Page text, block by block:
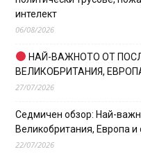
интелект
06/08/2026
НАЙ-ВАЖНОТО ОТ
ВЕЛИКОБРИТАНИЯ,
27/07/2026
Седмичен обзор: Най-
Великобритания, Европа и
22/07/2026